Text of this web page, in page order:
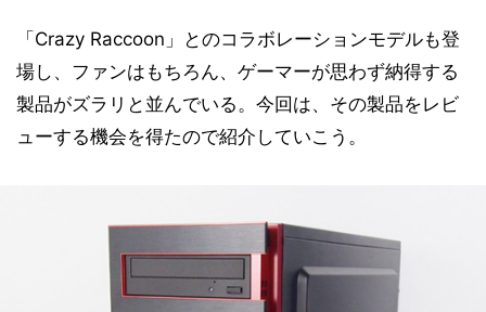
「Crazy Raccoon」とのコラボレーションモデルも登
場し、ファンはもちろん、ゲーマーが思わず納得する
製品がズラリと並んでいる。今回は、その製品をレビ
ューする機会を得たので紹介していこう。